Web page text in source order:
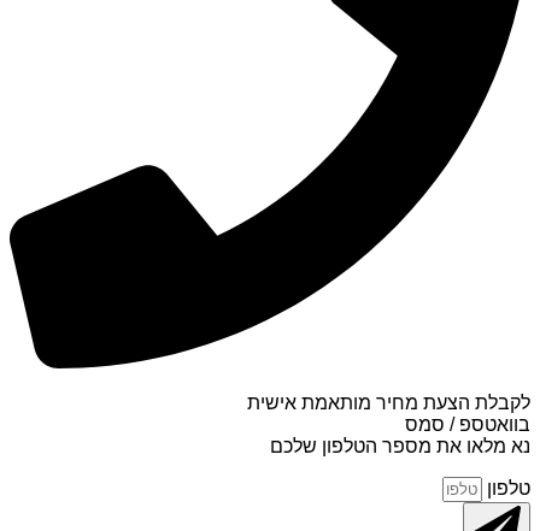
לקבלת הצעת מחיר מותאמת אישית
בוואטספ / סמס
נא מלאו את מספר הטלפון שלכם
טלפון